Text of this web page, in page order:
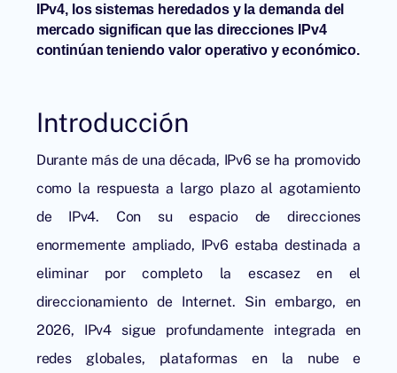
IPv4, los sistemas heredados y la demanda del
mercado significan que las direcciones IPv4
continúan teniendo valor operativo y económico.
Introducción
Durante más de una década, IPv6 se ha promovido
como la respuesta a largo plazo al agotamiento
de IPv4. Con su espacio de direcciones
enormemente ampliado, IPv6 estaba destinada a
eliminar por completo la escasez en el
direccionamiento de Internet. Sin embargo, en
2026, IPv4 sigue profundamente integrada en
redes globales, plataformas en la nube e